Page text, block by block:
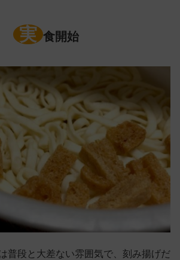
実 食開始
普段と大差ない雰囲気で、刻み揚げだ